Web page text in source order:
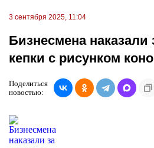
3 сентября 2025, 11:04
Бизнесмена наказали
кепки с рисунком
Поделиться
новостью: